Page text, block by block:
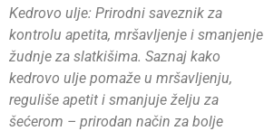
Kedrovo ulje: Prirodni saveznik za
kontrolu apetita, mršavljenje i smanjenje
žudnje za slatkišima. Saznaj kako
kedrovo ulje pomaže u mršavljenju,
reguliše apetit i smanjuje želju za
šećerom – prirodan način za bolje